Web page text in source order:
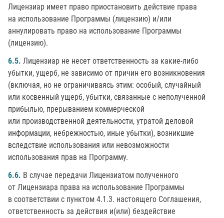
Лицензиар имеет право приостановить действие права
на использование Программы (лицензию) и/или
аннулировать право на использование Программы
(лицензию).
6.5. Лицензиар не несет ответственность за какие-либо
убытки, ущерб, не зависимо от причин его возникновения
(включая, но не ограничиваясь этим: особый, случайный
или косвенный ущерб, убытки, связанные с неполученной
прибылью, прерыванием коммерческой
или производственной деятельности, утратой деловой
информации, небрежностью, иные убытки), возникшие
вследствие использования или невозможности
использования прав на Программу.
6.6. В случае передачи Лицензиатом полученного
от Лицензиара права на использование Программы
в соответствии с пунктом 4.1.3. настоящего Соглашения,
ответственность за действия и(или) бездействие